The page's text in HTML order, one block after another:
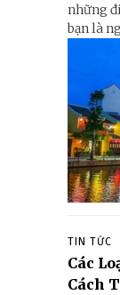
những
bạn là
TIN TỨC
Các
Cách